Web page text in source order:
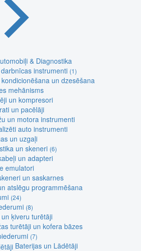
& Diagnostika
instrumenti (1)
un dzesēšana
mehānisms
un kompresori
un pacēlāji
un motora instrumenti
auto instrumenti
un uzgaļi
un skeneri (6)
un adapteri
emulatori
un saskarnes
atslēgu programmēšana
(24)
(8)
ķiveru turētāji
turētāji un kofera bāzes
(7)
Baterijas un Lādētāji